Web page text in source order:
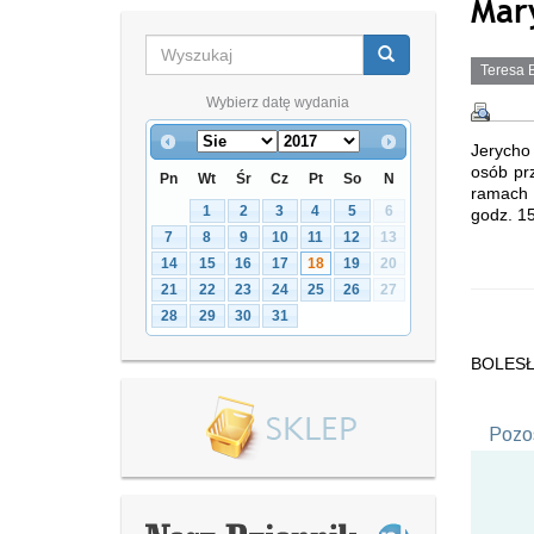
Wybierz datę wydania
Pn Wt Śr Cz Pt So
N
1
2 3 4 5
6
7
8 9 10 11 12
13
14
15 16 17 18 19
20
21
22 23 24 25 26
27
28
29 30 31
Teresa
osób
godz.